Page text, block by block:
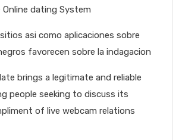
dating System
asi­ como aplicaciones sobre
favorecen sobre la indagacion
brings a legitimate and reliable
people seeking to discuss its
of live webcam relations